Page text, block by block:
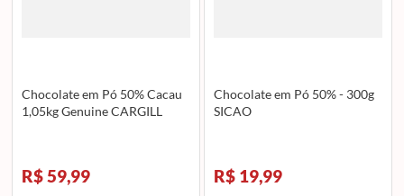
Chocolate em Pó 50% Cacau
1,05kg Genuine CARGILL
R$ 59,99
Chocolate em Pó 50% - 300g
SICAO
R$ 19,99